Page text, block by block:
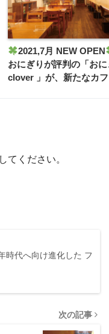
2021,7月 NEW OPEN
おにぎりが評判の「お
clover 」が、新たなカ
してください。
時代へ向け進化した フ
次の記事